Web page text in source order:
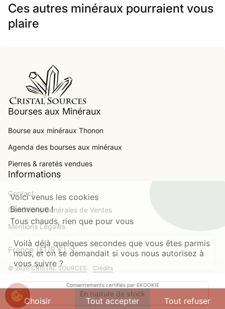
En rupture de stock
Ces autres minéraux pourraient vous
plaire
Bourses aux Minéraux
Bourse aux minéraux Thonon
Agenda des bourses aux minéraux
Pierres & raretés vendues
Informations
Contact
Conditions Générales de Ventes
Mentions Légales
France (EUR €)expand_more
© 2026CRISTAL SOURCES Crédits
Modes de paiement
Voici venus les cookies
Bienvenue !
Tous chauds, rien que pour vous
Voilà déjà quelques secondes que vous êtes parmis
nous, et on se demandait si vous nous autorisez à
vous suivre ?
Consentements certifiés par EKOOKIE
Choisir Tout accepter Tout refuser